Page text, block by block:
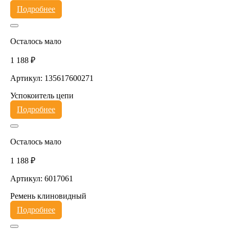
Подробнее
Осталось мало
1 188 ₽
Артикул: 135617600271
Успокоитель цепи
Подробнее
Осталось мало
1 188 ₽
Артикул: 6017061
Ремень клиновидный
Подробнее